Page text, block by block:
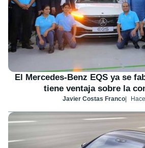
El Mercedes-Benz EQS ya se
tiene ventaja sobre la
Javier Costas Franco